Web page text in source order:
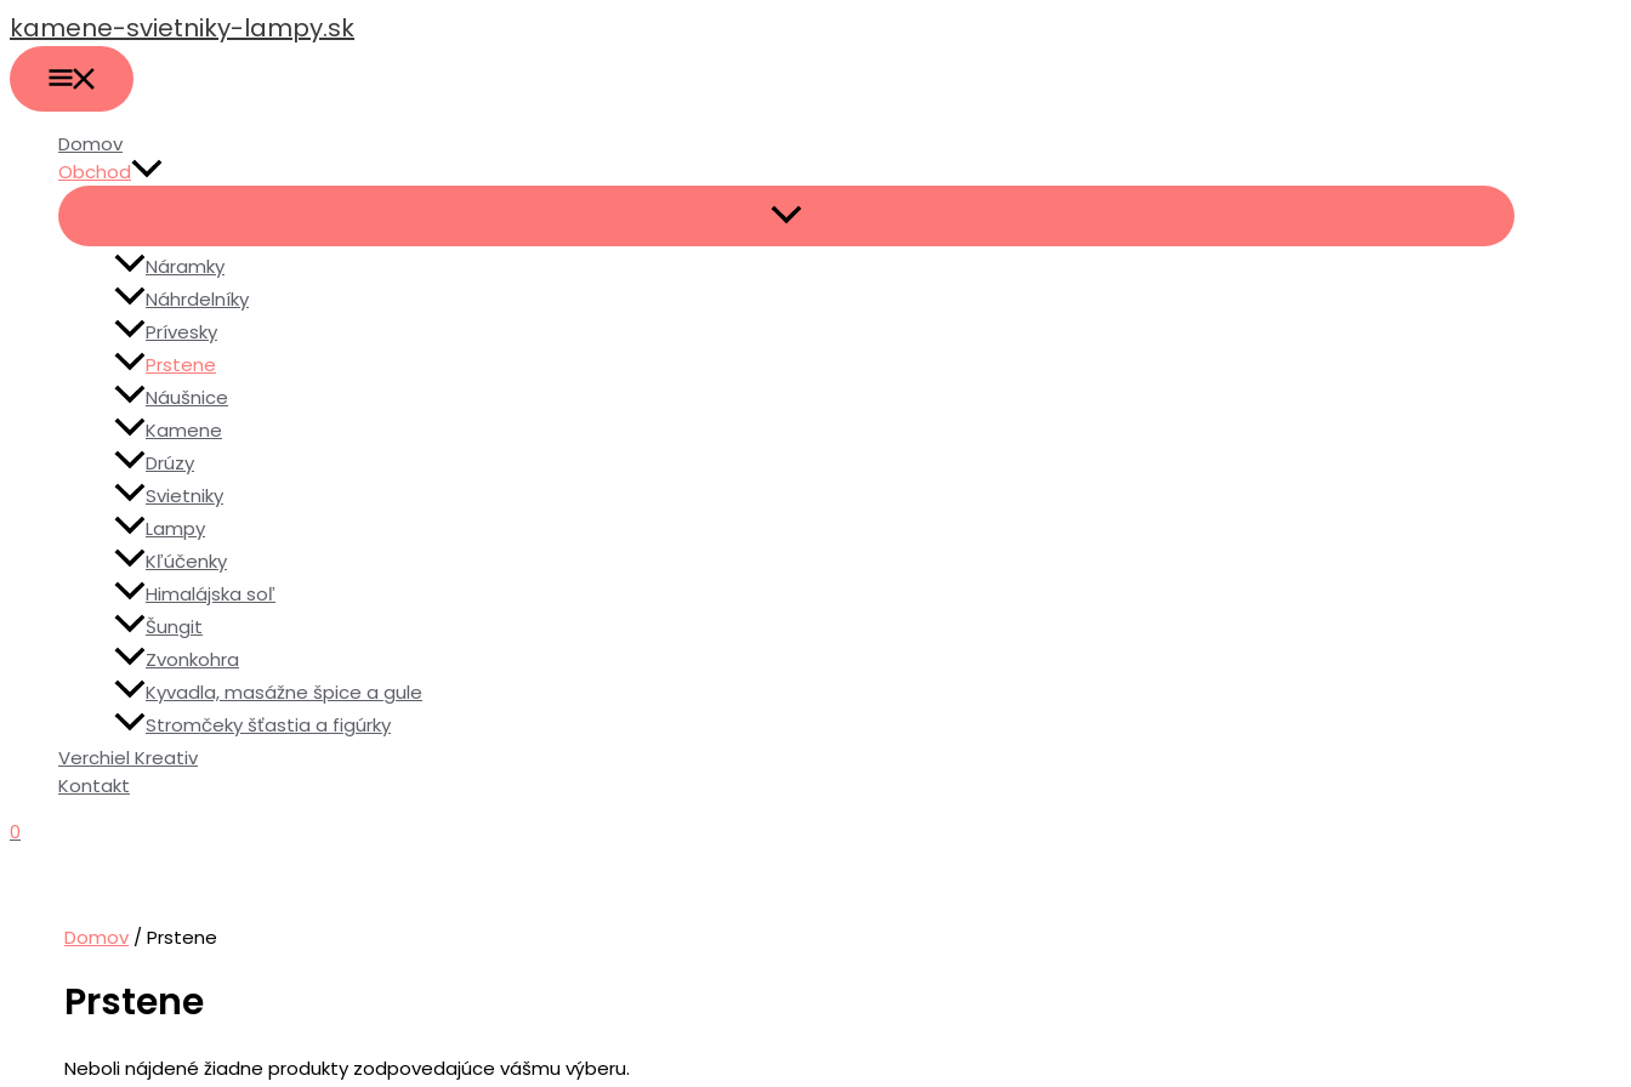
Preskočiť
na
obsah
kamene-svietniky-lampy.sk
MENU
Domov
Obchod
Náramky
Náhrdelníky
Prívesky
Prstene
Náušnice
Kamene
Drúzy
Svietniky
Lampy
Kľúčenky
Himalájska soľ
Šungit
Zvonkohra
Kyvadla, masážne špice a gule
Stromčeky šťastia a figúrky
Verchiel Kreativ
Kontakt
0
Domov / Prstene
Prstene
Neboli nájdené žiadne produkty zodpovedajúce vášmu výberu.